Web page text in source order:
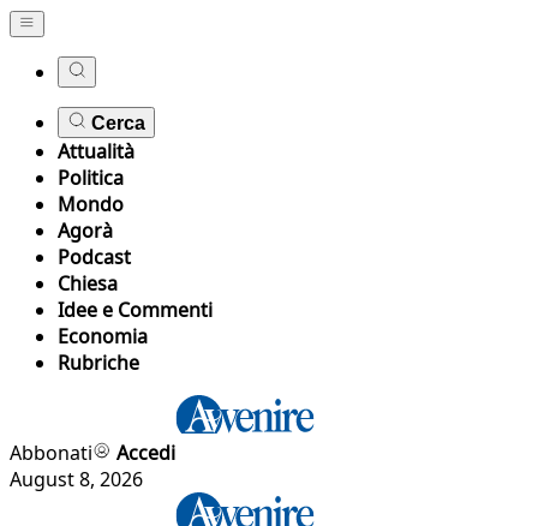
Cerca
Attualità
Politica
Mondo
Agorà
Podcast
Chiesa
Idee e Commenti
Economia
Rubriche
Abbonati
Accedi
August 8, 2026